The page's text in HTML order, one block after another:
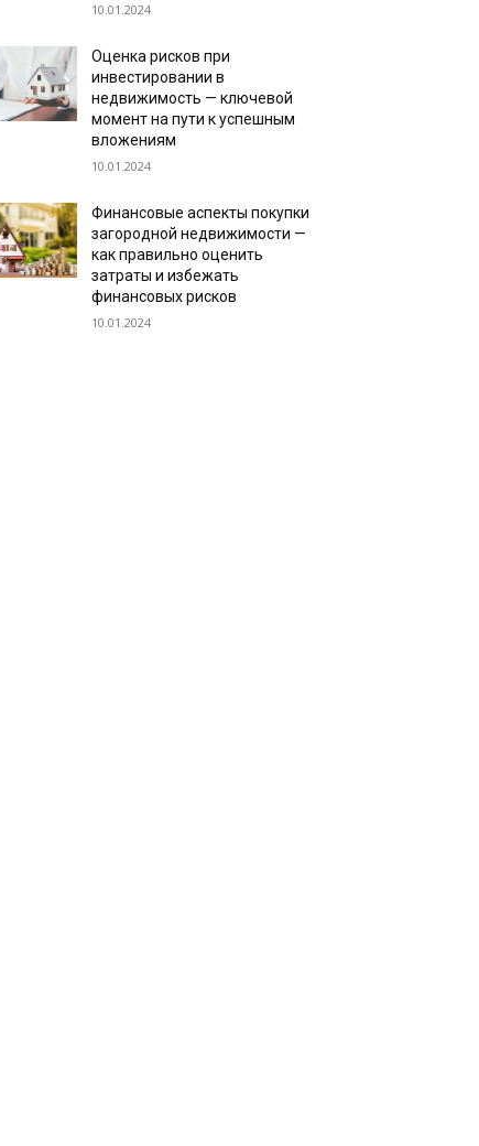
10.01.2024
Оценка рисков при
инвестировании в
недвижимость — ключевой
момент на пути к успешным
вложениям
10.01.2024
Финансовые аспекты покупки
загородной недвижимости —
как правильно оценить
затраты и избежать
финансовых рисков
10.01.2024